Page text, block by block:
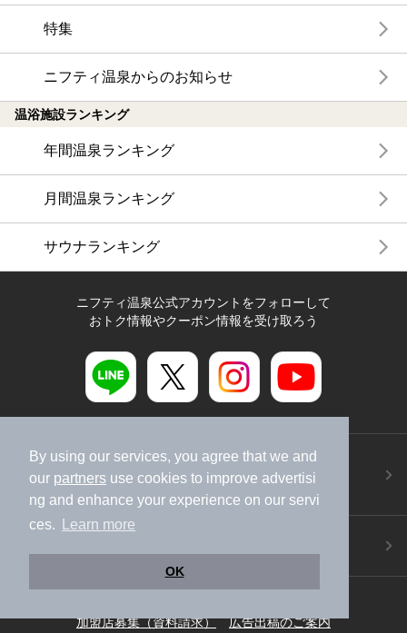
By using our services, you agree that we and
our partners use cookies to improve advertisi
ng and enhance your experience on our servi
ces.
Learn more
OK
特集
ニフティ温泉からのお知らせ
温浴施設ランキング
年間温泉ランキング
月間温泉ランキング
サウナランキング
ニフティ温泉公式アカウントをフォローして
おトク情報やクーポン情報を受け取ろう
ニフティ温泉アプリ
地図から温泉検索！お得な限定クーポンも！
今すぐダウンロード！
ご意見ご要望 ・お問い合わせ
施設データの新規追加や修正依頼もこちらから
加盟店募集（資料請求）
広告出稿のご案内